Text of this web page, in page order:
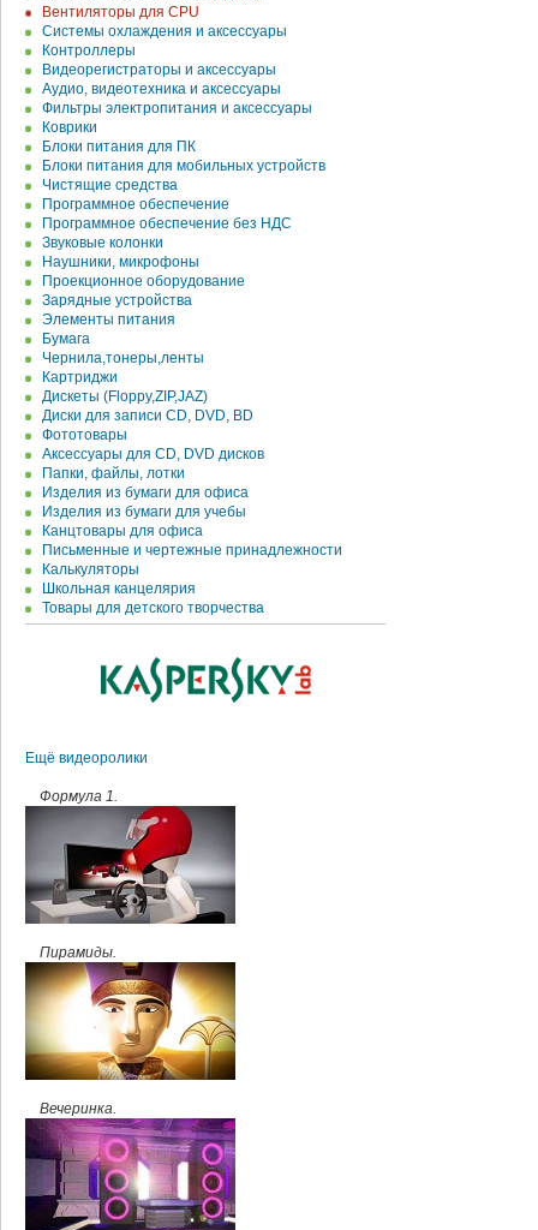
Вентиляторы для CPU
Системы охлаждения и аксессуары
Контроллеры
Видеорегистраторы и аксессуары
Аудио, видеотехника и аксессуары
Фильтры электропитания и аксессуары
Коврики
Блоки питания для ПК
Блоки питания для мобильных устройств
Чистящие средства
Программное обеспечение
Программное обеспечение без НДС
Звуковые колонки
Наушники, микрофоны
Проекционное оборудование
Зарядные устройства
Элементы питания
Бумага
Чернила,тонеры,ленты
Картриджи
Дискеты (Floppy,ZIP,JAZ)
Диски для записи CD, DVD, BD
Фототовары
Аксессуары для CD, DVD дисков
Папки, файлы, лотки
Изделия из бумаги для офиса
Изделия из бумаги для учебы
Канцтовары для офиса
Письменные и чертежные принадлежности
Калькуляторы
Школьная канцелярия
Товары для детского творчества
Ещё видеоролики
Формула 1.
Пирамиды.
Вечеринка.